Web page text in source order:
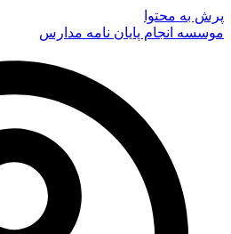
پرش به محتوا
موسسه انجام پایان نامه مدارس